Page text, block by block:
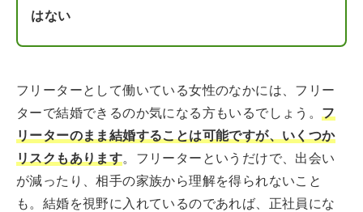
はない
フリーターとして働いている女性のなかには、フリー
ターで結婚できるのか気になる方もいるでしょう。フ
リーターのまま結婚することは可能ですが、いくつか
リスクもあります。フリーターというだけで、出会い
が減ったり、相手の家族から理解を得られないこと
も。結婚を視野に入れているのであれば、正社員にな